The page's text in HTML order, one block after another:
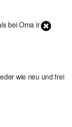
bei Oma in 1
wie neu und frei